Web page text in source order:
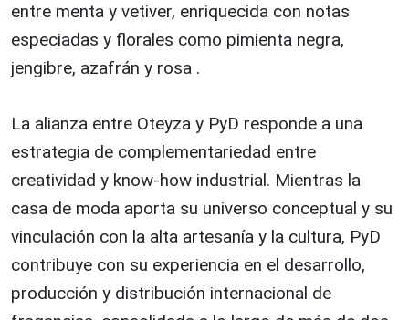
entre menta y vetiver, enriquecida con notas
especiadas y florales como pimienta negra,
jengibre, azafrán y rosa .
La alianza entre Oteyza y PyD responde a una
estrategia de complementariedad entre
creatividad y know-how industrial. Mientras la
casa de moda aporta su universo conceptual y su
vinculación con la alta artesanía y la cultura, PyD
contribuye con su experiencia en el desarrollo,
producción y distribución internacional de